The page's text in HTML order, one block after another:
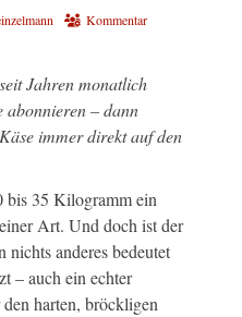
Kommentar
Jahren monatlich
– dann
immer direkt auf den
bis 35 Kilogramm ein
Art. Und doch ist der
nichts anderes bedeutet
– auch ein echter
harten, bröckligen